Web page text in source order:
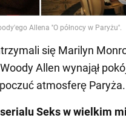
się Marilyn
Allen wynajął
atmosferę Paryża.
Seks w wielkim